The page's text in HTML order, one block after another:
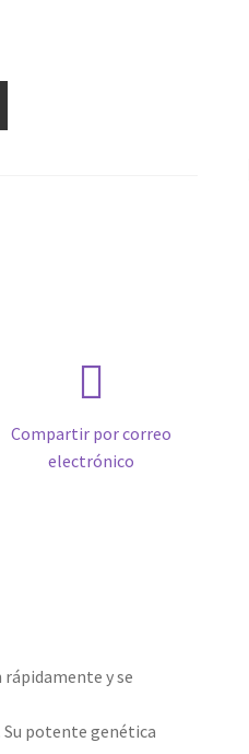
Compartir por correo
electrónico
y se
Su potente genética